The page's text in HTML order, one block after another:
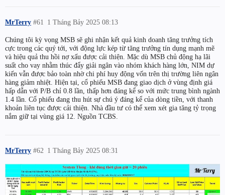
MrTerry 1 Tháng Bảy 2025 08:13
#61
Chúng tôi kỳ vọng MSB sẽ ghi nhận kết quả kinh doanh tăng trưởng tích
cực trong các quý tới, với động lực kép từ tăng trưởng tín dụng mạnh mẽ
và hiệu quả thu hồi nợ xấu được cải thiện. Mặc dù MSB chủ động hạ lãi
suất cho vay nhằm thúc đẩy giải ngân vào nhóm khách hàng lớn, NIM dự
kiến vẫn được bảo toàn nhờ chi phí huy động vốn trên thị trường liên ngân
hàng giảm nhiệt. Hiện tại, cổ phiếu MSB đang giao dịch ở vùng định giá
hấp dẫn với P/B chỉ 0.8 lần, thấp hơn đáng kể so với mức trung bình ngành
1.4 lần. Cổ phiếu đang thu hút sự chú ý đáng kể của dòng tiền, với thanh
khoản liên tục được cải thiện. Nhà đầu tư có thể xem xét gia tăng tỷ trọng
nắm giữ tại vùng giá 12. Nguồn TCBS.
MrTerry 1 Tháng Bảy 2025 08:31
#62